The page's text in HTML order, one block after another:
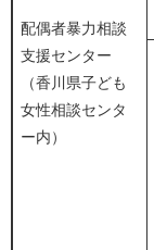
配偶者暴力相談
支援センター
（香川県子ども
女性相談センタ
ー内）